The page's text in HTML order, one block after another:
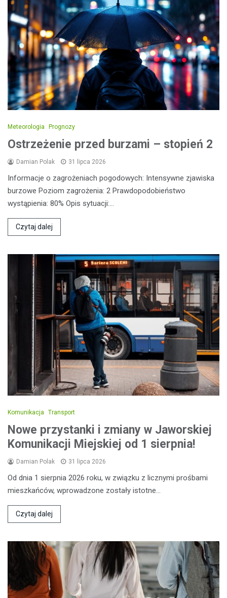
Meteorologia Prognozy
Ostrzeżenie przed burzami – stopień 2
Damian Polak 31 lipca 2026
Informacje o zagrożeniach pogodowych: Intensywne zjawiska
burzowe Poziom zagrożenia: 2 Prawdopodobieństwo
wystąpienia: 80% Opis sytuacji:…
Czytaj dalej
Komunikacja Transport
Nowe przystanki i zmiany w Jaworskiej
Komunikacji Miejskiej od 1 sierpnia!
Damian Polak 31 lipca 2026
Od dnia 1 sierpnia 2026 roku, w związku z licznymi prośbami
mieszkańców, wprowadzone zostały istotne…
Czytaj dalej